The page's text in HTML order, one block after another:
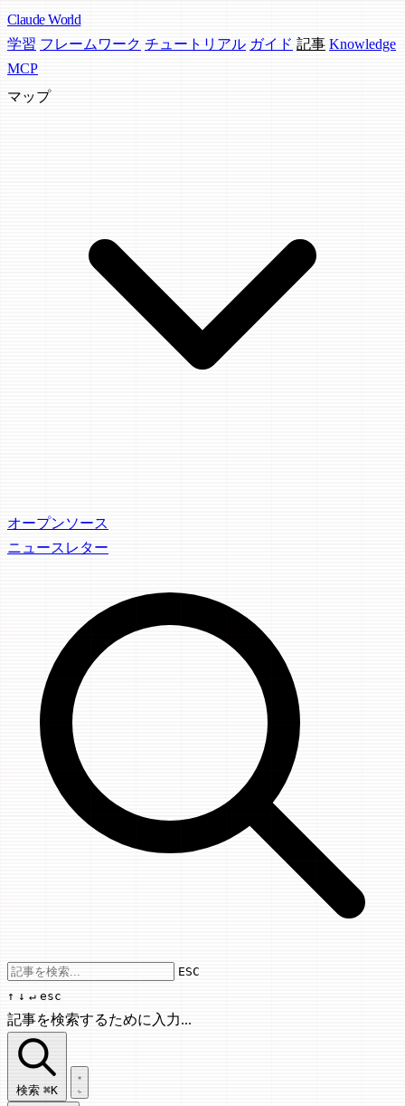
Claude World
学習 フレームワーク チュートリアル ガイド 記事 Knowledge
MCP
マップ
オープンソース
ニュースレター
Use arrow keys to navigate results,
ESC
↑ ↓ ↵ esc
記事を検索するために入力...
記事を検索...
検索 ⌘K